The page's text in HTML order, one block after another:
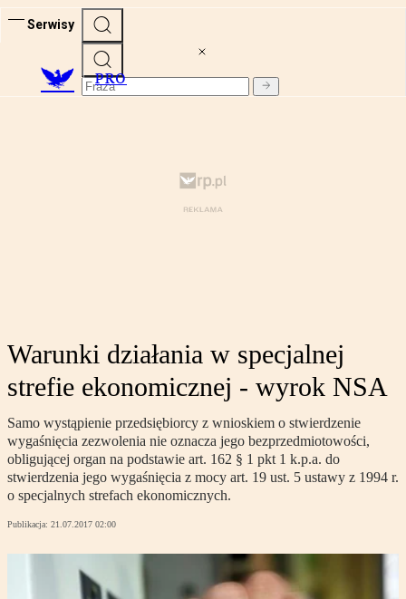
Serwisy
PRO
Warunki działania w specjalnej
strefie ekonomicznej - wyrok NSA
Samo wystąpienie przedsiębiorcy z wnioskiem o stwierdzenie
wygaśnięcia zezwolenia nie oznacza jego bezprzedmiotowości,
obligującej organ na podstawie art. 162 § 1 pkt 1 k.p.a. do
stwierdzenia jego wygaśnięcia z mocy art. 19 ust. 5 ustawy z 1994 r.
o specjalnych strefach ekonomicznych.
Publikacja: 21.07.2017 02:00